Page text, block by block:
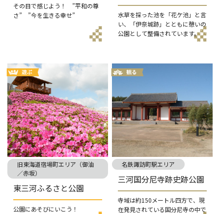
その目で感じよう！ ”平和の尊
さ” ”今を生きる幸せ”
水草を採った池を「花ケ池」と言
い、「伊奈城跡」とともに憩いの
公園として整備されています。
旧東海道宿場町エリア（御油
／赤坂）
東三河ふるさと公園
公園にあそびにいこう！
名鉄諏訪町駅エリア
三河国分尼寺跡史跡公園
寺域は約150メートル四方で、現
在発見されている国分尼寺の中で